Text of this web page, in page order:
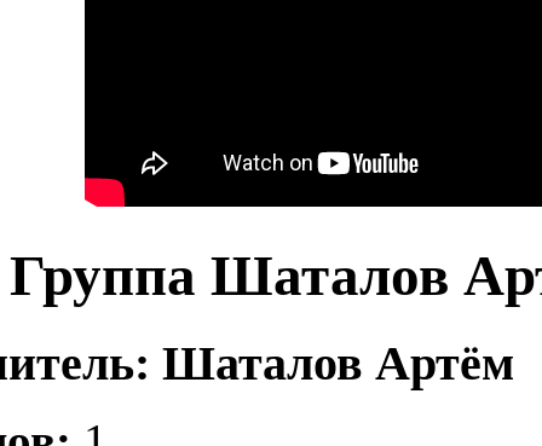
Группа Шаталов
Шаталов Артём